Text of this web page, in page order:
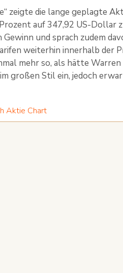
zeigte die lange geplagte
auf 347,92 US-Dollar
Gewinn und sprach zudem
weiterhin innerhalb der
mehr so, als hätte
großen Stil ein, jedoch
Aktie Chart